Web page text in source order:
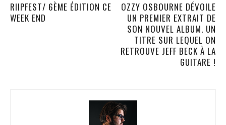
RIIPFEST/ 6ÈME ÉDITION CE
WEEK END
OZZY OSBOURNE DÉVOILE
UN PREMIER EXTRAIT DE
SON NOUVEL ALBUM. UN
TITRE SUR LEQUEL ON
RETROUVE JEFF BECK À LA
GUITARE !